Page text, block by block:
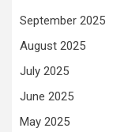
September 2025
August 2025
July 2025
June 2025
May 2025